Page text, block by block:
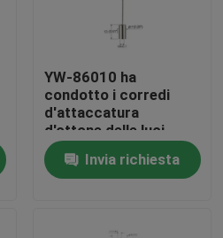
YW-86010 ha
condotto i corredi
d'attaccatura
d'ottone delle luci
lineari con il cavo
metallico ed i perni
d'attaccatura
Invia richiesta